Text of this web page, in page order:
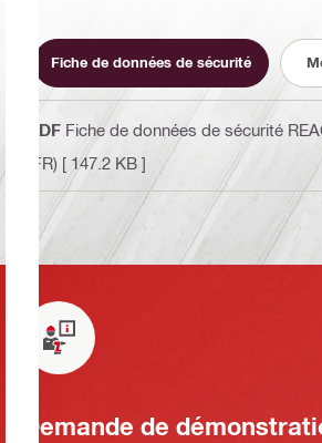
Fiche de données de sécurité
PDF Fiche de données de sécurité
(FR) [ 147.2 KB ]
Demande de